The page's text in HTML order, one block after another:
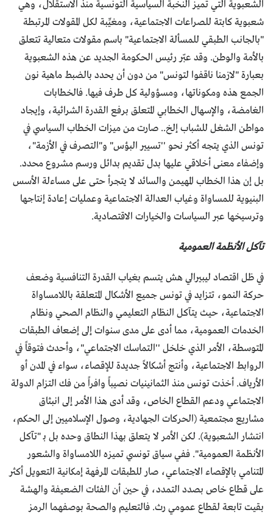
الشعبوية التي تميز النخبة السياسية التونسية منذ الاستقلال، وهي
شعبوية كابتة للصراعات الاجتماعية، ومغيِّبة لكل المقولات المرتبطة
"بالجانب الطبقي للمسألة الاجتماعية" باسم مقولات متعالية تتعلق
بالأمة والوطن. وقد عبّر رئيس الحكومة الجديد عن هذه الشعبوية
بعبارة "لازمنا ناقفوا لتونس" من دون أن يحدد بالضبط ماهية نون
الجمع هذه ومكوناتها، ومسؤولية كل طرف فيها. فالخطابات
الغامضة، والإسهال الخطابي المتعلق برفع القدرة الشرائية، وإيجاد
مواطن الشغل للشباب إلخ.. صارت من ميزات الخطاب السياسي في
تونس الذي يتجه أكثر نحو ''تسيير البؤس" و"التصرف في الأزمة"،
وإضفاء معنى أخلاقي عليها بدل تقديم بدائل ورسم مشروع محدد.
بل إن هذا الخطاب المهيمن والسائد لا يتجرأ حتى على مساءلة الأسس
البنيوية للمساواة وغياب العدالة الاجتماعية وعمليات إعادة إنتاجها
وترسيخها عبر السياسات والخيارات الاقتصادية.
تآكل الأنظمة العمومية
في ظل اقتصاد ليبيرالي هش يتسم بغياب القدرة التنافسية وضعف
حركة النمو، تتزايد في تونس جميع الأشكال المتعلقة باللامساواة
الاجتماعية، حيث يتآكل النظام التعليمي والنظام الصحي ونظام
الخدمات العمومية، مما أدى على مدى سنوات إلى إضعاف الطبقات
المتوسطة، الأمر الذي خلخل ''التماسك الاجتماعي"، وأحدث فتوقاً في
الروابط الاجتماعية، وأنتج أشكالاً جديدة للإقصاء، سواء في المدن أو
الأرياف. أخذت تونس منذ الثمانينيات نصيباً وافراً من فك التزام الدولة
الاجتماعي ودعم القطاع الخاص، وقد أدى هذا الأمر إلى انبثاق
مشاريع مجتمعية (الحركات الجهادية، وصول الإسلاميين إلى الحكم،
انتشار الشعبوية). لكن الأمر لا يتعلق بهذا النطاق وحده بل بـ "تآكل
الأنظمة العمومية". ففي سياق تونسي تميزه اللامساواة والشعور
المتنامي بالإقصاء الاجتماعي، صار للطبقات المرفهة إمكانية التعويل أكثر
على قطاع خاص بصدد التمدد، في حين أن الفئات الضعيفة والهشة
بقيت تابعة لقطاع عمومي رث. فالتعليم والصحة بوصفهما الرمز